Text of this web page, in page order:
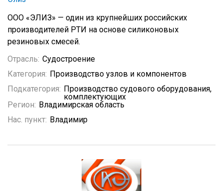
ООО «ЭЛИЗ» — один из крупнейших российских
производителей РТИ на основе силиконовых
резиновых смесей.
Отрасль: Судостроение
Категория: Производство узлов и компонентов
Подкатегория: Производство судового оборудования,
комплектующих
Регион: Владимирская область
Нас. пункт: Владимир